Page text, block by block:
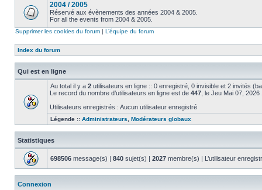
2004 / 2005
Réservé aux évènements des années 2004 & 2005.
For all the events from 2004 & 2005.
Supprimer les cookies du forum | L’équipe du forum
Index du forum
Qui est en ligne
Au total il y a 2 utilisateurs en ligne :: 0 enregistré, 0 invisible et 2 invités
Le record du nombre d’utilisateurs en ligne est de 447 , le Jeu Mai 07, 2026
Utilisateurs enregistrés : Aucun utilisateur enregistré
Légende :: Administrateurs Modérateurs globaux
Statistiques
698506 message(s) | 840 sujet(s) | 2027 membre(s) | L’utilisateur
Connexion